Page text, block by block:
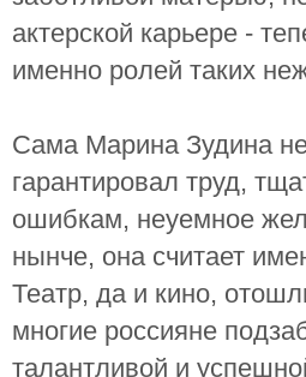
актерской карьере -
именно ролей таких
Сама Марина Зудина
гарантировал труд,
ошибкам, неуемное
нынче, она считает
Театр, да и кино,
многие россияне
талантливой и